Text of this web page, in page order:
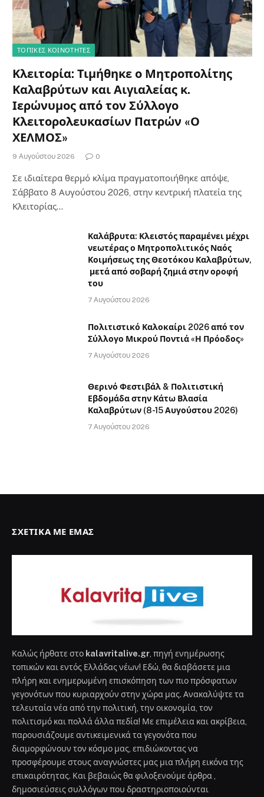
ΤΟΠΙΚΈΣ ΚΟΙΝΌΤΗΤΕΣ
Κλειτορία: Τιμήθηκε ο Μητροπολίτης
Καλαβρύτων και Αιγιαλείας κ.
Ιερώνυμος από τον Σύλλογο
Κλειτορολευκασίων Πατρών «Ο
ΧΕΛΜΟΣ»
9 Αυγούστου 2026 0
Σε ιδιαίτερα θερμό κλίμα πραγματοποιήθηκε απόψε,
Σάββατο 8 Αυγούστου 2026, στην κεντρική πλατεία της
Κλειτορίας…
Καλάβρυτα: Κλειστός παραμένει μέχρι
νεωτέρας ο Μητροπολιτικός Ναός
Κοιμήσεως της Θεοτόκου Καλαβρύτων,
μετά από σοβαρή ζημιά στην οροφή
του
7 Αυγούστου 2026
Πολιτιστικό Καλοκαίρι 2026 από τον
Σύλλογο Μικρού Ποντιά «Η Πρόοδος»
7 Αυγούστου 2026
Θερινό Φεστιβάλ & Πολιτιστική
Εβδομάδα στην Κάτω Βλασία
Καλαβρύτων (8-15 Αυγούστου 2026)
7 Αυγούστου 2026
ΣΧΕΤΙΚΆ ΜΕ ΕΜΆΣ
Καλώς ήρθατε στο kalavritalive.gr , πηγή ενημέρωσης
τοπικών και εντός Ελλάδας νέων! Εδώ, θα διαβάσετε μια
πλήρη και ενημερωμένη επισκόπηση των πιο πρόσφατων
γεγονότων που κυριαρχούν στην χώρα μας. Ανακαλύψτε τα
τελευταία νέα από την πολιτική, την οικονομία, τον
πολιτισμό και πολλά άλλα πεδία! Με επιμέλεια και ακρίβεια,
παρουσιάζουμε αντικειμενικά τα γεγονότα που
διαμορφώνουν τον κόσμο μας, επιδιώκοντας να
προσφέρουμε στους αναγνώστες μας μια πλήρη εικόνα της
επικαιρότητας. Και βεβαιώς θα φιλοξενούμε άρθρα ,
δημοσιεύσεις συλλόγων που δραστηριοποιούνται